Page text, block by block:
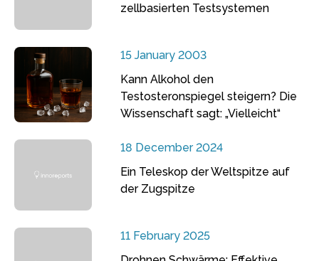
zellbasierten Testsystemen
15 January 2003
Kann Alkohol den
Testosteronspiegel steigern? Die
Wissenschaft sagt: „Vielleicht“
18 December 2024
Ein Teleskop der Weltspitze auf
der Zugspitze
11 February 2025